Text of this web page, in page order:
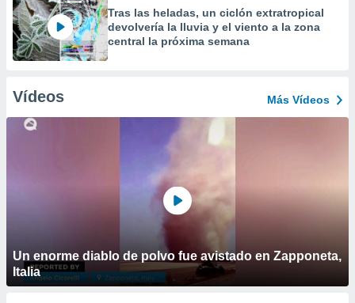
Tras las heladas, un ciclón extratropical
devolvería la lluvia y el viento a la zona
central la próxima semana
Vídeos Más Vídeos
Un enorme diablo de polvo fue avistado en Zapponeta,
Italia